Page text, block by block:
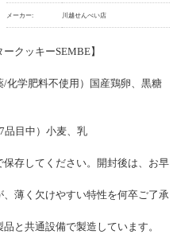
メーカー: 川越せんべい店
クッキーSEMBE】
化学肥料不使用）国産鶏卵、黒糖
品目中）小麦、乳
存してください。開封後は、お早
薄く欠けやすい特性を何卒ご了承
と共通設備で製造しています。